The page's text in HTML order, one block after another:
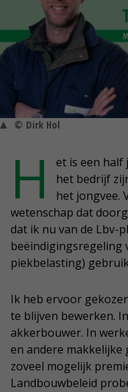
© Dirk Hol
H
et is een half
het bedrijf
het jongvee.
wetenschap dat
dat ik nu van de Lbv-
beëindigingsregeling
piekbelasting)
Ik heb ervoor
te blijven bewerken.
akkerbouwer. In
en andere makkelijke
zoveel mogelijk
Landbouwbeleid